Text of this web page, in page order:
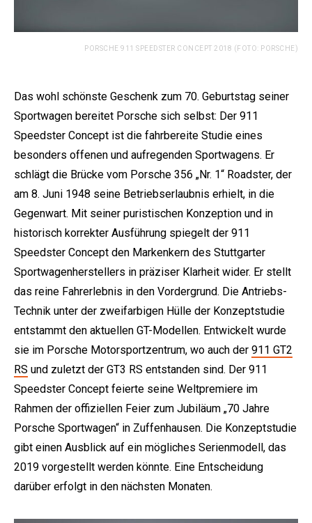
PORSCHE 911 SPEEDSTER CONCEPT 2018 (FOTO: PORSCHE)
Das wohl schönste Geschenk zum 70. Geburtstag seiner
Sportwagen bereitet Porsche sich selbst: Der 911
Speedster Concept ist die fahrbereite Studie eines
besonders offenen und aufregenden Sportwagens. Er
schlägt die Brücke vom Porsche 356 „Nr. 1“ Roadster, der
am 8. Juni 1948 seine Betriebserlaubnis erhielt, in die
Gegenwart. Mit seiner puristischen Konzeption und in
historisch korrekter Ausführung spiegelt der 911
Speedster Concept den Markenkern des Stuttgarter
Sportwagenherstellers in präziser Klarheit wider. Er stellt
das reine Fahrerlebnis in den Vordergrund. Die Antriebs-
Technik unter der zweifarbigen Hülle der Konzeptstudie
entstammt den aktuellen GT-Modellen. Entwickelt wurde
sie im Porsche Motorsportzentrum, wo auch der 911 GT2
RS und zuletzt der GT3 RS entstanden sind. Der 911
Speedster Concept feierte seine Weltpremiere im
Rahmen der offiziellen Feier zum Jubiläum „70 Jahre
Porsche Sportwagen“ in Zuffenhausen. Die Konzeptstudie
gibt einen Ausblick auf ein mögliches Serienmodell, das
2019 vorgestellt werden könnte. Eine Entscheidung
darüber erfolgt in den nächsten Monaten.